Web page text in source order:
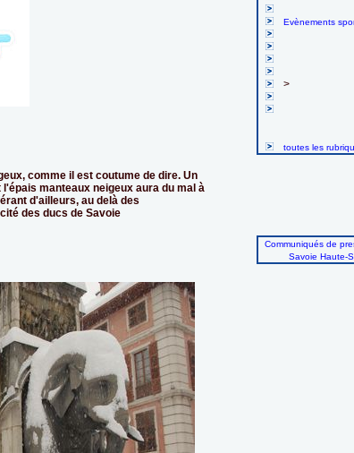
comme il est coutume de dire. Un
manteaux neigeux aura du mal à
d'ailleurs, au delà des
des ducs de Savoie
Evènements
>
toutes les
Communiqués de
Savoie Haute-